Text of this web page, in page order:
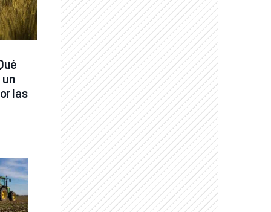
las